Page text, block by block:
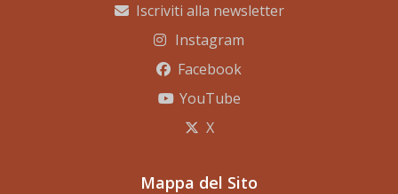
Iscriviti alla newsletter
Instagram
Facebook
YouTube
X
Mappa del Sito